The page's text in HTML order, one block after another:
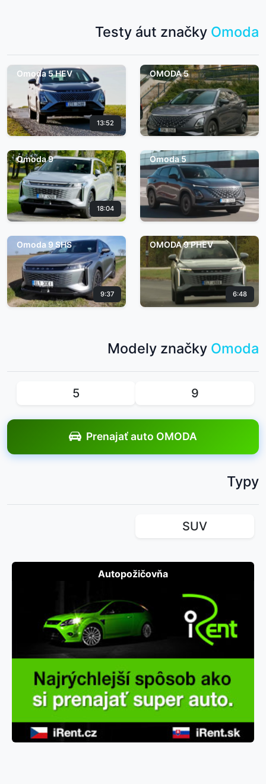
Testy áut značky Omoda
Omoda 5 HEV
13:52
OMODA 5
Omoda 9
18:04
Omoda 5
Omoda 9 SHS
9:37
OMODA 9 PHEV
6:48
Modely značky Omoda
5 9
Prenajať auto OMODA
Typy
SUV
Autopožičovňa